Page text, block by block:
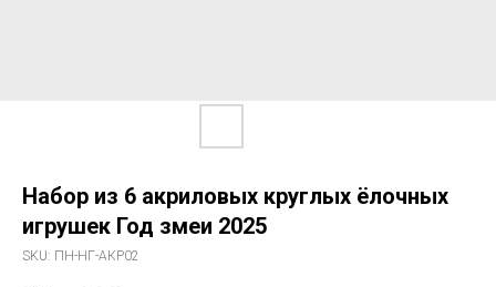
Набор из 6 акриловых круглых ёлочных
игрушек Год змеи 2025
SKU: ПН-НГ-АКР02